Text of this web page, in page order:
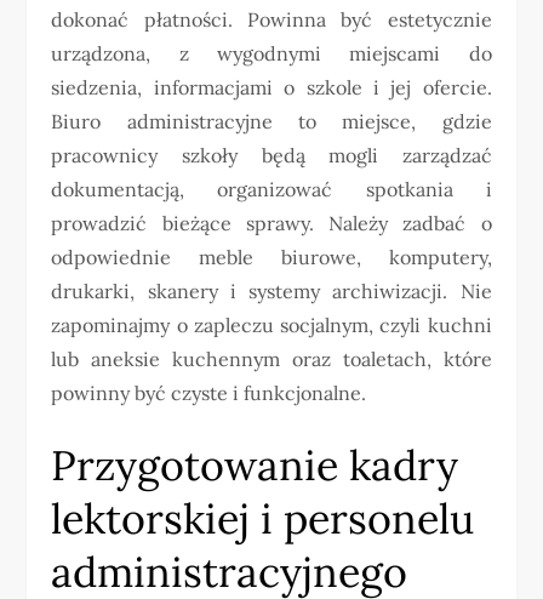
dokonać płatności. Powinna być estetycznie
urządzona, z wygodnymi miejscami do
siedzenia, informacjami o szkole i jej ofercie.
Biuro administracyjne to miejsce, gdzie
pracownicy szkoły będą mogli zarządzać
dokumentacją, organizować spotkania i
prowadzić bieżące sprawy. Należy zadbać o
odpowiednie meble biurowe, komputery,
drukarki, skanery i systemy archiwizacji. Nie
zapominajmy o zapleczu socjalnym, czyli kuchni
lub aneksie kuchennym oraz toaletach, które
powinny być czyste i funkcjonalne.
Przygotowanie kadry
lektorskiej i personelu
administracyjnego